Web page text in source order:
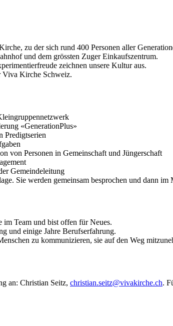
zu der sich rund 400 Personen aller
und dem grössten Zuger Einkaufszentrum.
zeichnen unsere Kultur aus.
Viva Kirche Schweiz.
«GenerationPlus»
Predigtserien
von Personen in Gemeinschaft und Jüngerschaft
Gemeindeleitung
Sie werden gemeinsam besprochen und dann im
im Team und bist offen für Neues.
und einige Jahre Berufserfahrung.
zu kommunizieren, sie auf den Weg
an: Christian Seitz, christian.seitz@vivakirche.ch.